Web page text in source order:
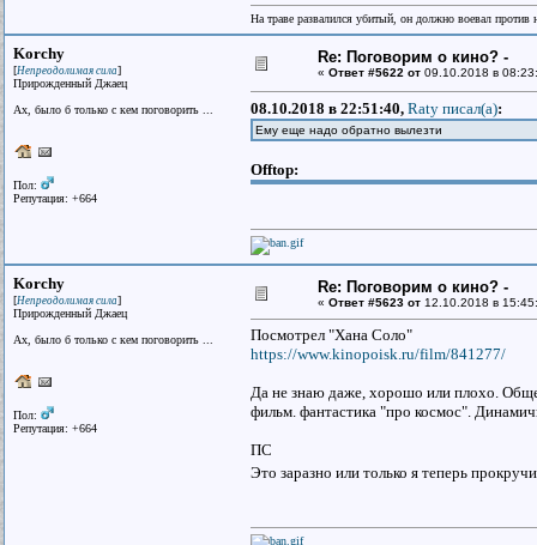
На траве развалился убитый, он должно воевал
Korchy
[Непреодолимая сила]
Прирожденный Джаец
Ах, было б только с кем поговорить ...
Пол:
Репутация: +664
Re: Поговорим о кино? -
« Ответ #5622 от 09.10.2018 в
08.10.2018 в 22:51:40, Raty писал(a):
Ему еще надо обратно вылезти
Offtop:
Korchy
[Непреодолимая сила]
Прирожденный Джаец
Ах, было б только с кем поговорить ...
Пол:
Репутация: +664
Re: Поговорим о кино? -
« Ответ #5623 от 12.10.2018 в
Посмотрел "Хана Соло"
https://www.kinopoisk.ru/film/841277/
Да не знаю даже, хорошо или плохо.
фильм. фантастика "про космос".
ПС
Это заразно или только я теперь